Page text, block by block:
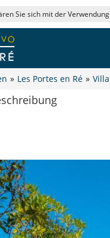
Sie sich mit der
» Les Portes en Ré »